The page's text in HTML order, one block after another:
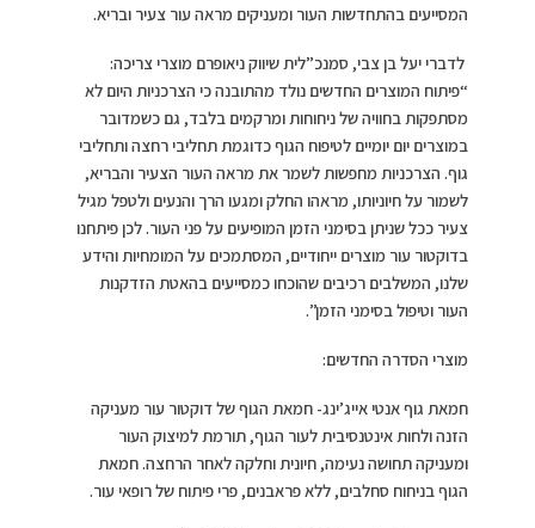
המסייעים בהתחדשות העור ומעניקים מראה עור צעיר ובריא.
לדברי יעל בן צבי, סמנכ”לית שיווק ניאופרם מוצרי צריכה:
“פיתוח המוצרים החדשים נולד מהתובנה כי הצרכניות היום לא
מסתפקות בחוויה של ניחוחות ומרקמים בלבד, גם כשמדובר
במוצרים יום יומיים לטיפוח הגוף כדוגמת תחליבי רחצה ותחליבי
גוף. הצרכניות מחפשות לשמר את מראה העור הצעיר והבריא,
לשמור על חיוניותו, מראהו החלק ומגעו הרך והנעים ולטפל מגיל
צעיר ככל שניתן בסימני הזמן המופיעים על פני העור. לכן פיתחנו
בדוקטור עור מוצרים ייחודיים, המסתמכים על המומחיות והידע
שלנו, המשלבים רכיבים שהוכחו כמסייעים בהאטת הזדקנות
העור וטיפול בסימני הזמן”.
מוצרי הסדרה החדשים:
חמאת גוף אנטי אייג’ינג- חמאת הגוף של דוקטור עור מעניקה
הזנה ולחות אינטנסיבית לעור הגוף, תורמת למיצוק העור
ומעניקה תחושה נעימה, חיונית וחלקה לאחר הרחצה. חמאת
הגוף בניחוח סחלבים, ללא פראבנים, פרי פיתוח של רופאי עור.